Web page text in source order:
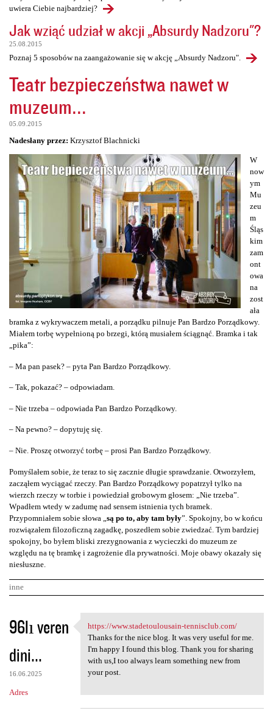
uwiera Ciebie najbardziej?
Jak wziąć udział w akcji „Absurdy Nadzoru"?
25.08.2015
Poznaj 5 sposobów na zaangażowanie się w akcję „Absurdy Nadzoru".
Teatr bezpieczeństwa nawet w
muzeum...
05.09.2015
Nadesłany przez: Krzysztof Blachnicki
W
now
ym
Mu
zeu
m
Śląs
kim
zam
ont
owa
na
zost
ała
bramka z wykrywaczem metali, a porządku pilnuje Pan Bardzo Porządkowy.
Miałem torbę wypełnioną po brzegi, którą musiałem ściągnąć. Bramka i tak
„pika”:
– Ma pan pasek? – pyta Pan Bardzo Porządkowy.
– Tak, pokazać? – odpowiadam.
– Nie trzeba – odpowiada Pan Bardzo Porządkowy.
– Na pewno? – dopytuję się.
– Nie. Proszę otworzyć torbę – prosi Pan Bardzo Porządkowy.
Pomyślałem sobie, że teraz to się zacznie długie sprawdzanie. Otworzyłem,
zacząłem wyciągać rzeczy. Pan Bardzo Porządkowy popatrzył tylko na
wierzch rzeczy w torbie i powiedział grobowym głosem: „Nie trzeba”.
Wpadłem wtedy w zadumę nad sensem istnienia tych bramek.
Przypomniałem sobie słowa „ są po to, aby tam były”. Spokojny, bo w końcu
rozwiązałem filozoficzną zagadkę, poszedłem sobie zwiedzać. Tym bardziej
spokojny, bo byłem bliski zrezygnowania z wycieczki do muzeum ze
względu na tę bramkę i zagrożenie dla prywatności. Moje obawy okazały się
niesłuszne.
inne
K
o
m
e
n
96lı veren
dini...
16.06.2025
Adres
https://www.stadetoulousain
https://www.stadetoulousain-tennisclub.com/
Thanks for the nice blog. It was very useful for me.
I'm happy I found this blog. Thank you for sharing
with us,I too always learn something new from
your post.